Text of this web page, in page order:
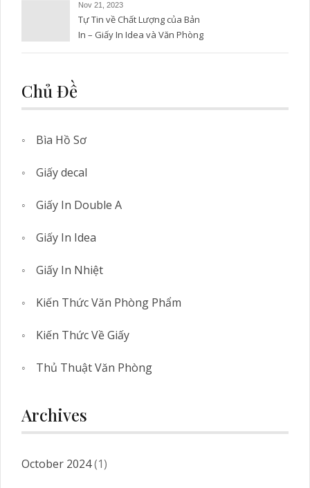
Nov 21, 2023
Tự Tin về Chất Lượng của Bản
In – Giấy In Idea và Văn Phòng
Phẩm Tuấn Tú
Chủ Đề
Bìa Hồ Sơ
Giấy decal
Giấy In Double A
Giấy In Idea
Giấy In Nhiệt
Kiến Thức Văn Phòng Phẩm
Kiến Thức Về Giấy
Thủ Thuật Văn Phòng
Archives
October 2024(1)